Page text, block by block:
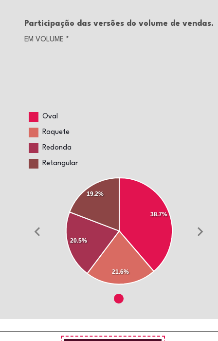
Participação das versões do volume de vendas.
EM VOLUME *
Oval
Raquete
Redonda
Retangular
38.7%
21.6%
20.5%
19.2%